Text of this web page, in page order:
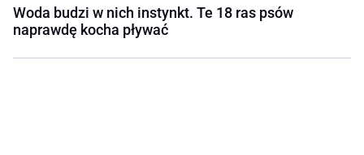
Woda budzi w nich instynkt. Te 18 ras psów
naprawdę kocha pływać